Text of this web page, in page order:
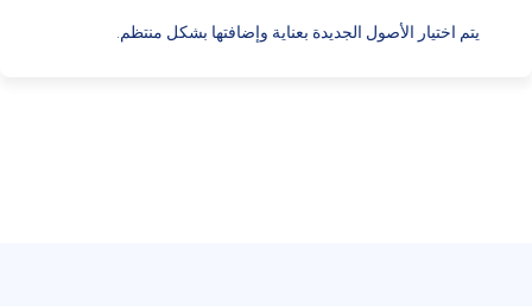
يتم اختيار الأصول الجديدة بعناية وإضافتها بشكل منتظم.